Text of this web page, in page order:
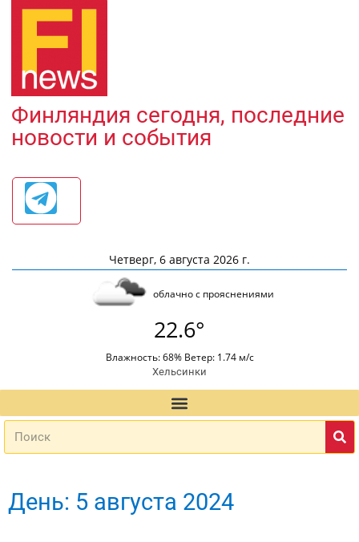
Финляндия сегодня, последние
новости и события
Четверг, 6 августа 2026 г.
облачно с прояснениями
22.6°
Влажность: 68% Ветер: 1.74 м/с
Хельсинки
День: 5 августа 2024